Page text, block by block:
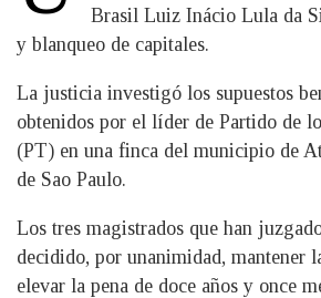
Brasil Luiz Inácio Lula da
y blanqueo de capitales.
La justicia investigó los supuestos
obtenidos por el líder de Partido de
(PT) en una finca del municipio de
de Sao Paulo.
Los tres magistrados que han
decidido, por unanimidad, mantener
elevar la pena de doce años y once